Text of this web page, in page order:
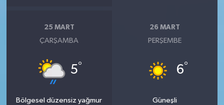
25 MART
ÇARŞAMBA
5°
Bölgesel düzensiz yağmur
26 MART
PERŞEMBE
6°
Güneşli